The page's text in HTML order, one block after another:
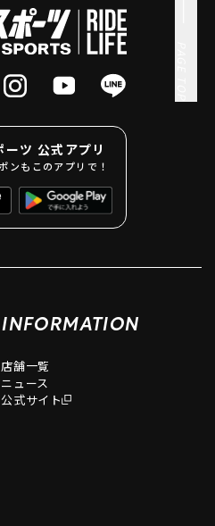
ーツ 公式アプリ
ンもこのアプリで！
INFORMATION
店舗一覧
ニュース
公式サイト